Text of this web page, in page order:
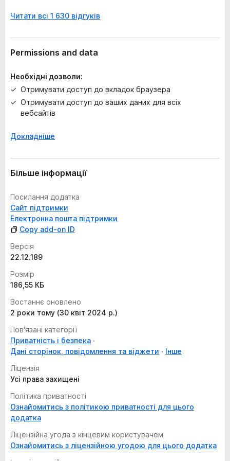
і
о
к
Читати всі 1 630 відгуків
Permissions and data
Необхідні дозволи:
Отримувати доступ до вкладок браузера
Отримувати доступ до ваших даних для всіх
вебсайтів
Докладніше
Більше інформації
Посилання додатка
Сайт підтримки
Електронна пошта підтримки
Copy add-on ID
Версія
22.12.189
Розмір
186,55 КБ
Востаннє оновлено
2 роки тому (30 квіт 2024 р.)
Пов'язані категорії
Приватність і безпека
Дані сторінок, повідомлення та віджети
Інше
Ліцензія
Усі права захищені
Політика приватності
Ознайомитись з політикою приватності для цього
додатка
Ліцензійна угода з кінцевим користувачем
Ознайомитись з ліцензійною угодою для цього додатка